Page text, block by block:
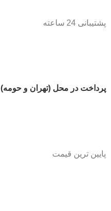
پشتیبانی 24 ساعته
پرداخت در محل (تهران و حومه)
پایین ترین قیمت